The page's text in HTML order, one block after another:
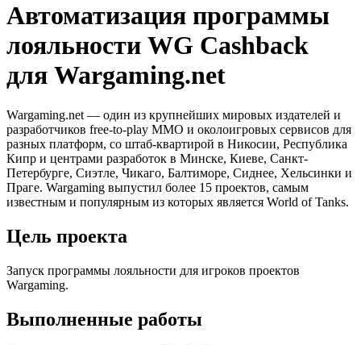
Автоматизация программы
лояльности WG Cashback
для Wargaming.net
Wargaming.net — один из крупнейших мировых издателей и
разработчиков free-to-play ММО и околоигровых сервисов для
разных платформ, со штаб-квартирой в Никосии, Республика
Кипр и центрами разработок в Минске, Киеве, Санкт-
Петербурге, Cиэтле, Чикаго, Балтиморе, Сиднее, Хельсинки и
Праге. Wargaming выпустил более 15 проектов, самым
известным и популярным из которых является World of Tanks.
Цель проекта
Запуск программы лояльности для игроков проектов
Wargaming.
Выполненные работы